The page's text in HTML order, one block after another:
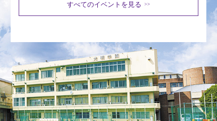
すべてのイベントを見る >>